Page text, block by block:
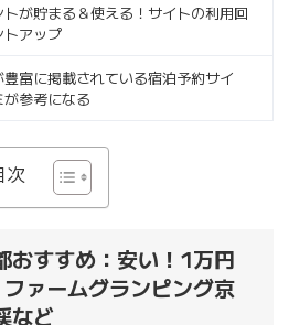
が貯まる＆使える！サイトの利用回
アップ
富に掲載されている宿泊予約サイ
が参考になる
次
おすすめ：安い！1万円
ァームグランピング京
など